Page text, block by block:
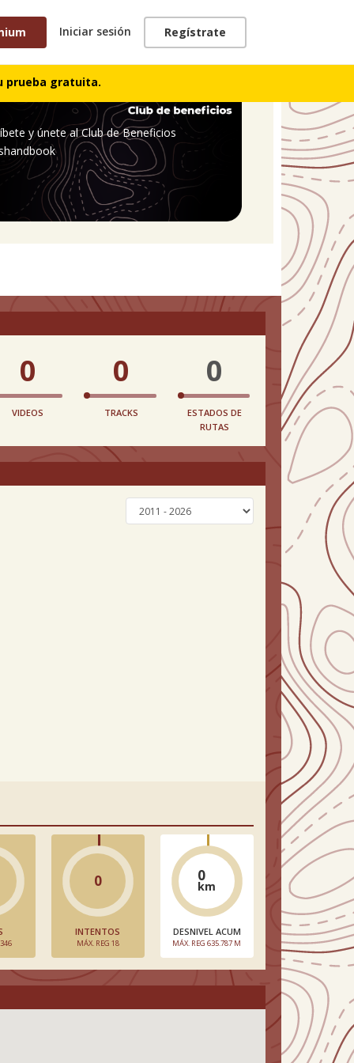
Iniciar sesión Regístrate
prueba gratuita.
y únete al Club de Beneficios
0
VIDEOS
0
TRACKS
0
ESTADOS DE
RUTAS
0
INTENTOS
MÁX. REG 18
0
km
DESNIVEL ACUM
MÁX. REG 635.787 M